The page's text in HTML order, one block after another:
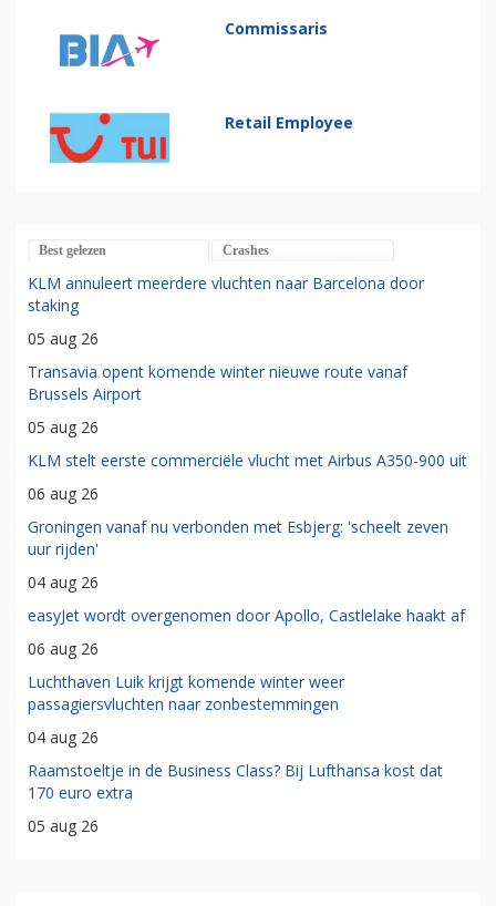
Commissaris
Retail Employee
Best gelezen Crashes
KLM annuleert meerdere vluchten naar Barcelona door
staking
05 aug 26
Transavia opent komende winter nieuwe route vanaf
Brussels Airport
05 aug 26
KLM stelt eerste commerciële vlucht met Airbus A350-900 uit
06 aug 26
Groningen vanaf nu verbonden met Esbjerg: 'scheelt zeven
uur rijden'
04 aug 26
easyJet wordt overgenomen door Apollo, Castlelake haakt af
06 aug 26
Luchthaven Luik krijgt komende winter weer
passagiersvluchten naar zonbestemmingen
04 aug 26
Raamstoeltje in de Business Class? Bij Lufthansa kost dat
170 euro extra
05 aug 26